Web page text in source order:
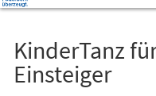
KinderTanz
Einsteiger